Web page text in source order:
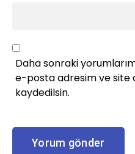
Daha sonraki
e-posta adresim ve site
kaydedilsin.